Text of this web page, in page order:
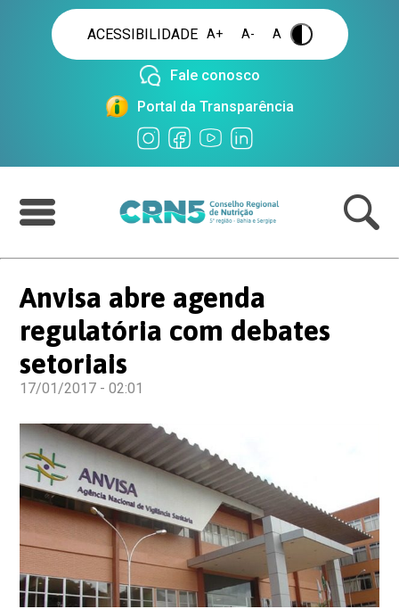
ACESSIBILIDADE A+ A- A .
Fale conosco
Portal da Transparência
Anvisa abre agenda
regulatória com debates
setoriais
17/01/2017 - 02:01